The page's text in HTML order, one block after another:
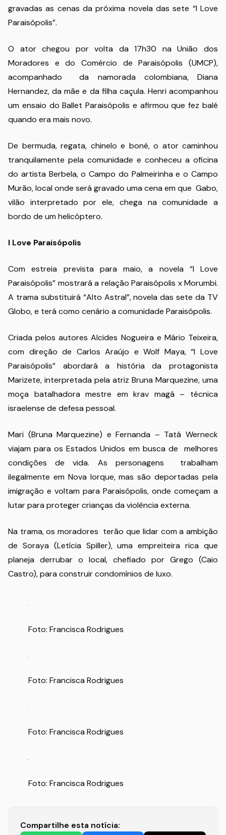
gravadas as cenas da próxima novela das sete “I Love
Paraisópolis”.
O ator chegou por volta da 17h30 na União dos
Moradores e do Comércio de Paraisópolis (UMCP),
acompanhado da namorada colombiana, Diana
Hernandez, da mãe e da filha caçula. Henri acompanhou
um ensaio do Ballet Paraisópolis e afirmou que fez balé
quando era mais novo.
De bermuda, regata, chinelo e boné, o ator caminhou
tranquilamente pela comunidade e conheceu a oficina
do artista Berbela, o Campo do Palmeirinha e o Campo
Murão, local onde será gravado uma cena em que Gabo,
vilão interpretado por ele, chega na comunidade a
bordo de um helicóptero.
I Love Paraisópolis
Com estreia prevista para maio, a novela “I Love
Paraisópolis” mostrará a relação Paraisópolis x Morumbi.
A trama substituirá “Alto Astral”, novela das sete da TV
Globo, e terá como cenário a comunidade Paraisópolis.
Criada pelos autores Alcides Nogueira e Mário Teixeira,
com direção de Carlos Araújo e Wolf Maya, “I Love
Paraisópolis” abordará a história da protagonista
Marizete, interpretada pela atriz Bruna Marquezine, uma
moça batalhadora mestre em krav magá – técnica
israelense de defesa pessoal.
Mari (Bruna Marquezine) e Fernanda – Tatá Werneck
viajam para os Estados Unidos em busca de melhores
condições de vida. As personagens trabalham
ilegalmente em Nova Iorque, mas são deportadas pela
imigração e voltam para Paraisópolis, onde começam a
lutar para proteger crianças da violência externa.
Na trama, os moradores terão que lidar com a ambição
de Soraya (Letícia Spiller), uma empreiteira rica que
planeja derrubar o local, chefiado por Grego (Caio
Castro), para construir condomínios de luxo.
Foto: Francisca Rodrigues
Foto: Francisca Rodrigues
Foto: Francisca Rodrigues
Foto: Francisca Rodrigues
Compartilhe esta notícia: